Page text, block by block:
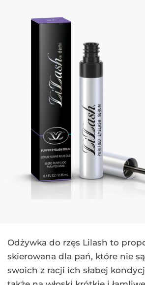
Odżywka do rzęs Lilash to
skierowana dla pań, które nie
swoich z racji ich słabej